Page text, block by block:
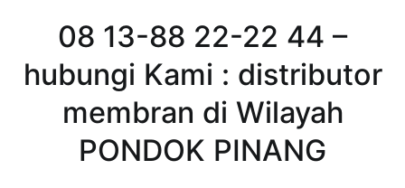
08 13-88 22-22 44 –
hubungi Kami : distributor
membran di Wilayah
PONDOK PINANG